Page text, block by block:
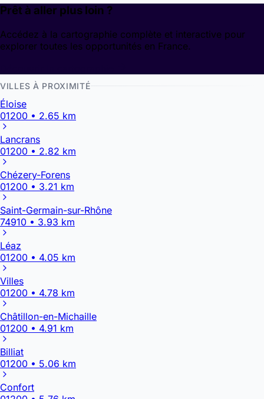
Prêt à aller plus loin ?
Accédez à la cartographie complète et interactive pour
explorer toutes les opportunités en France.
VILLES À PROXIMITÉ
Éloise
01200 • 2.65 km
Lancrans
01200 • 2.82 km
Chézery-Forens
01200 • 3.21 km
Saint-Germain-sur-Rhône
74910 • 3.93 km
Léaz
01200 • 4.05 km
Villes
01200 • 4.78 km
Châtillon-en-Michaille
01200 • 4.91 km
Billiat
01200 • 5.06 km
Confort